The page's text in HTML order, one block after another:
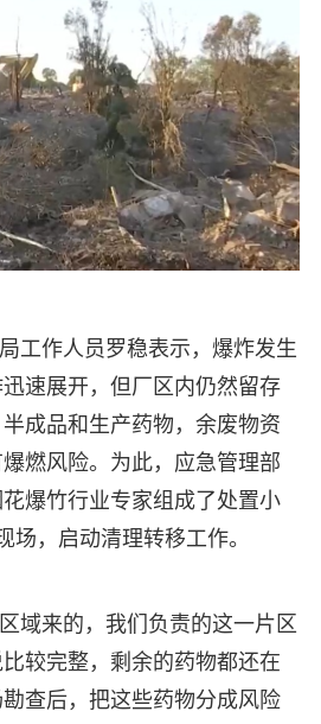
工作人员罗稳表示，爆炸发生
速展开，但厂区内仍然留存
成品和生产药物，余废物资
燃风险。为此，应急管理部
爆竹行业专家组成了处置小
场，启动清理转移工作。
域来的，我们负责的这一片区
较完整，剩余的药物都还在
查后，把这些药物分成风险